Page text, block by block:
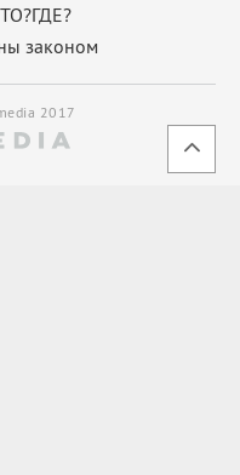
законом
2017